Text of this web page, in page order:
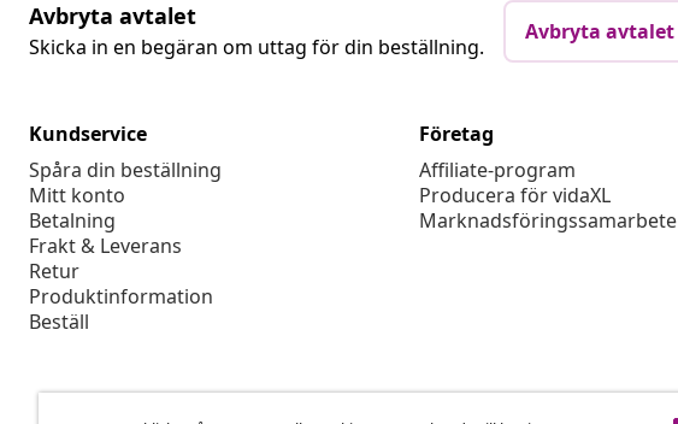
Avbryta avtalet
Skicka in en begäran om uttag för din beställning.
Avbryta avtalet
Kundservice
Spåra din beställning
Mitt konto
Betalning
Frakt & Leverans
Retur
Produktinformation
Beställ
Företag
Affiliate-program
Producera för vidaXL
Marknadsföringssamarbete